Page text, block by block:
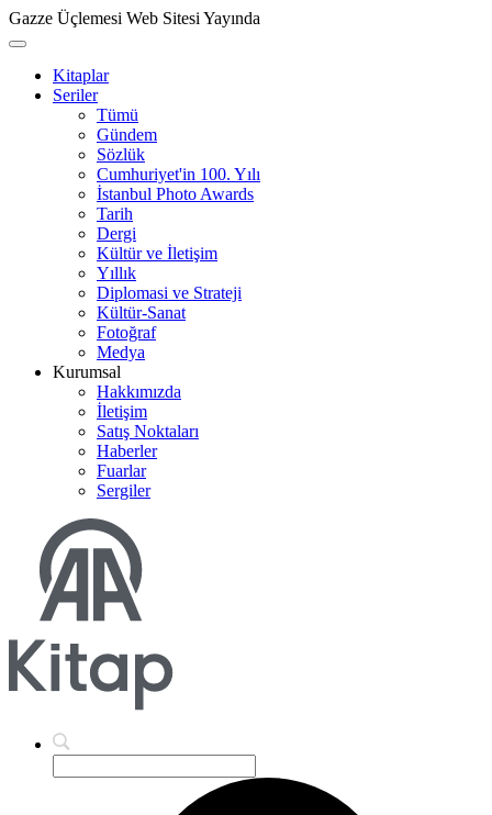
Gazze Üçlemesi Web Sitesi Yayında
Kitaplar
Seriler
Tümü
Gündem
Sözlük
Cumhuriyet'in 100. Yılı
İstanbul Photo Awards
Tarih
Dergi
Kültür ve İletişim
Yıllık
Diplomasi ve Strateji
Kültür-Sanat
Fotoğraf
Medya
Kurumsal
Hakkımızda
İletişim
Satış Noktaları
Haberler
Fuarlar
Sergiler